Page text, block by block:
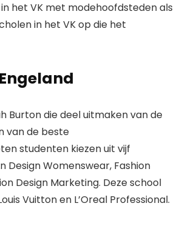
het VK met modehoofdsteden als
in het VK op die het
Burton die deel uitmaken van de
van de beste
studenten kiezen uit vijf
Design Womenswear, Fashion
Design Marketing. Deze school
Vuitton en L’Oreal Professional.